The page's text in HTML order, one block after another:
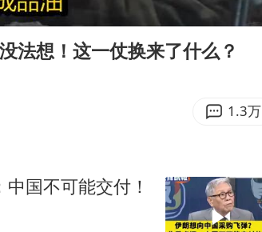
04:33
法想！这一仗换来了什么？
1.3万
国不可能交付！